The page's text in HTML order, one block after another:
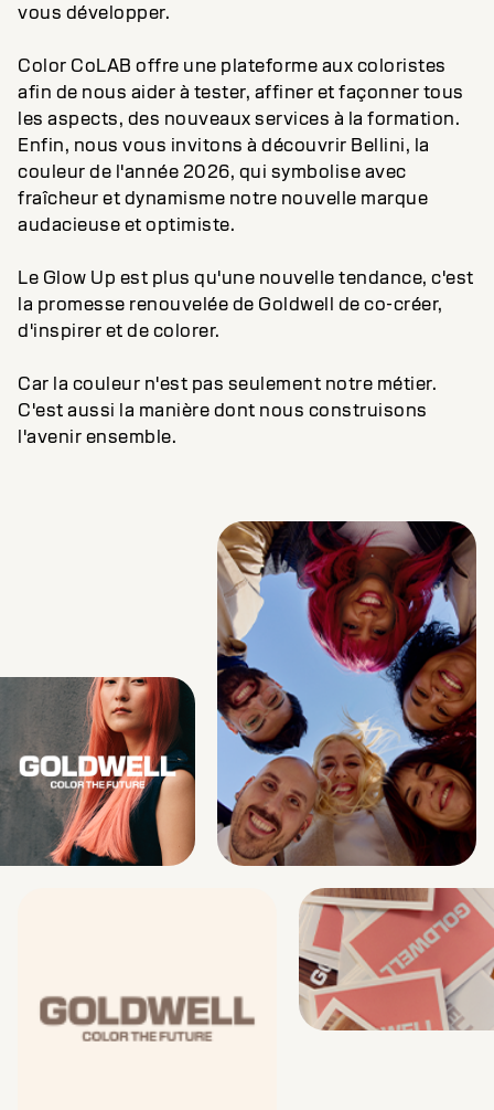
vous développer.
Color CoLAB offre une plateforme aux coloristes
afin de nous aider à tester, affiner et façonner tous
les aspects, des nouveaux services à la formation.
Enfin, nous vous invitons à découvrir Bellini, la
couleur de l'année 2026, qui symbolise avec
fraîcheur et dynamisme notre nouvelle marque
audacieuse et optimiste.
Le Glow Up est plus qu'une nouvelle tendance, c'est
la promesse renouvelée de Goldwell de co-créer,
d'inspirer et de colorer.
Car la couleur n'est pas seulement notre métier.
C'est aussi la manière dont nous construisons
l'avenir ensemble.